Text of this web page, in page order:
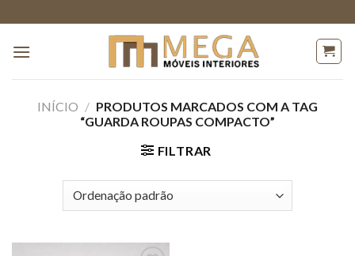
to
content
INÍCIO / PRODUTOS MARCADOS COM A TAG
“GUARDA ROUPAS COMPACTO”
FILTRAR